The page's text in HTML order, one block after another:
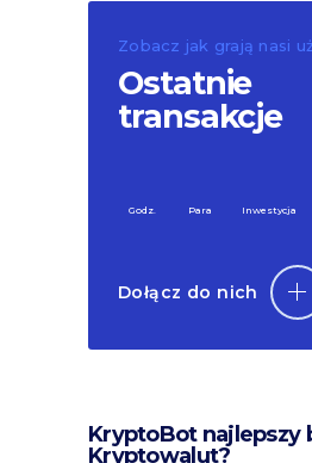
Zobacz jak grają nasi
Ostatnie
transakcje
Godz. Para Inwestycja
Dołącz do nich
KryptoBot najlepszy
Kryptowalut?